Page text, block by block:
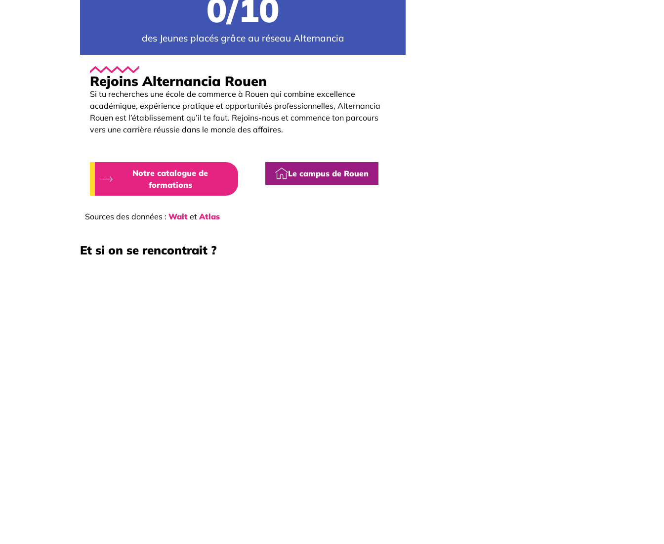
des Jeunes placés grâce au réseau Alternancia
0/10
Rejoins Alternancia Rouen
Si tu recherches une école de commerce à Rouen qui combine excellence
académique, expérience pratique et opportunités professionnelles, Alternancia
Rouen est l’établissement qu’il te faut. Rejoins-nous et commence ton parcours
vers une carrière réussie dans le monde des affaires.
Notre catalogue de
formations
Le campus de Rouen
Sources des données : Walt et Atlas
Et si on se rencontrait ?